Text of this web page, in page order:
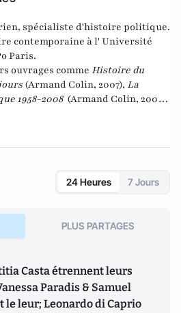
spécialiste d'histoire politique.
contemporaine à l' Université
Paris.
ouvrages comme Histoire du
(Armand Colin, 2007), La
1958-2008 (Armand Colin, 2008)
: histoire d’une fascination
dernier livre,
24 Heures 7 Jours
PLUS PARTAGES
Casta étrennent leurs
Paradis & Samuel
leur; Leonardo di Caprio